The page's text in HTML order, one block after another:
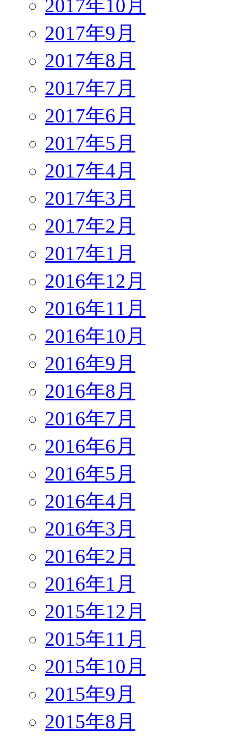
2017年10月
2017年9月
2017年8月
2017年7月
2017年6月
2017年5月
2017年4月
2017年3月
2017年2月
2017年1月
2016年12月
2016年11月
2016年10月
2016年9月
2016年8月
2016年7月
2016年6月
2016年5月
2016年4月
2016年3月
2016年2月
2016年1月
2015年12月
2015年11月
2015年10月
2015年9月
2015年8月